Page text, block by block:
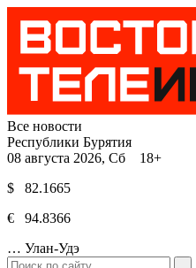
Все новости
Республики Бурятия
08 августа 2026, Сб 18+
$ 82.1665
€ 94.8366
… Улан-Удэ